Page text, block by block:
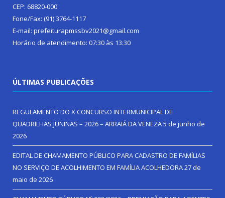
CEP: 68820-000
Fone/Fax: (91) 3764-1117
E-mail: prefeiturapmssbv2021@gmail.com
Horário de atendimento: 07:30 às 13:30
ÚLTIMAS PUBLICAÇÕES
REGULAMENTO DO X CONCURSO INTERMUNICIPAL DE
QUADRILHAS JUNINAS – 2026 – ARRAIÁ DA VENEZA5 de junho de
2026
EDITAL DE CHAMAMENTO PÚBLICO PARA CADASTRO DE FAMÍLIAS
NO SERVIÇO DE ACOLHIMENTO EM FAMÍLIA ACOLHEDORA27 de
maio de 2026